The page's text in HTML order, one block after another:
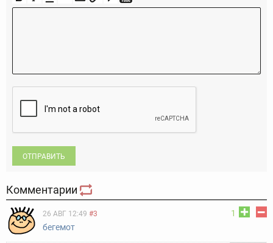
ОТПРАВИТЬ
Комментарии
1
26 АВГ 12:49 #3
бегемот